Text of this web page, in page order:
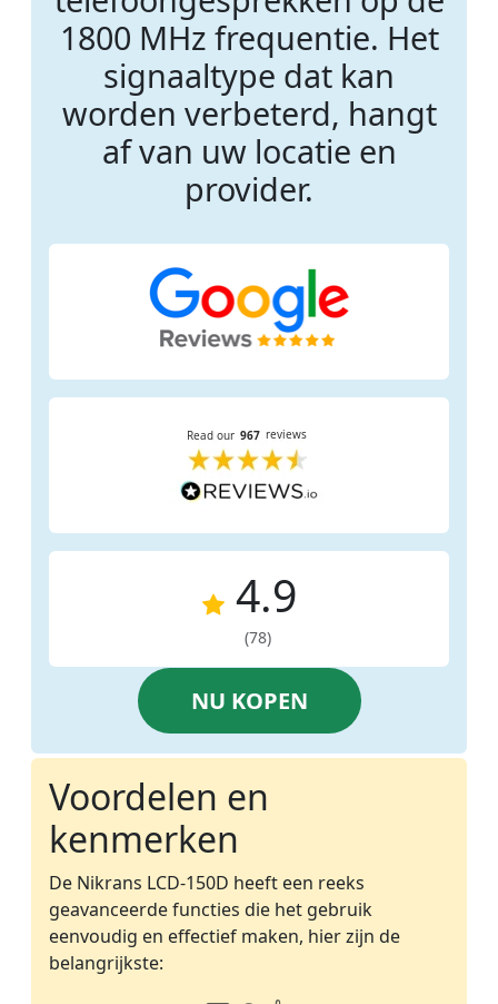
1800 MHz frequentie. Het
signaaltype dat kan
worden verbeterd, hangt
af van uw locatie en
provider.
4.9
(78)
NU KOPEN
Voordelen en
kenmerken
De Nikrans LCD-150D heeft een reeks
geavanceerde functies die het gebruik
eenvoudig en effectief maken, hier zijn de
belangrijkste: